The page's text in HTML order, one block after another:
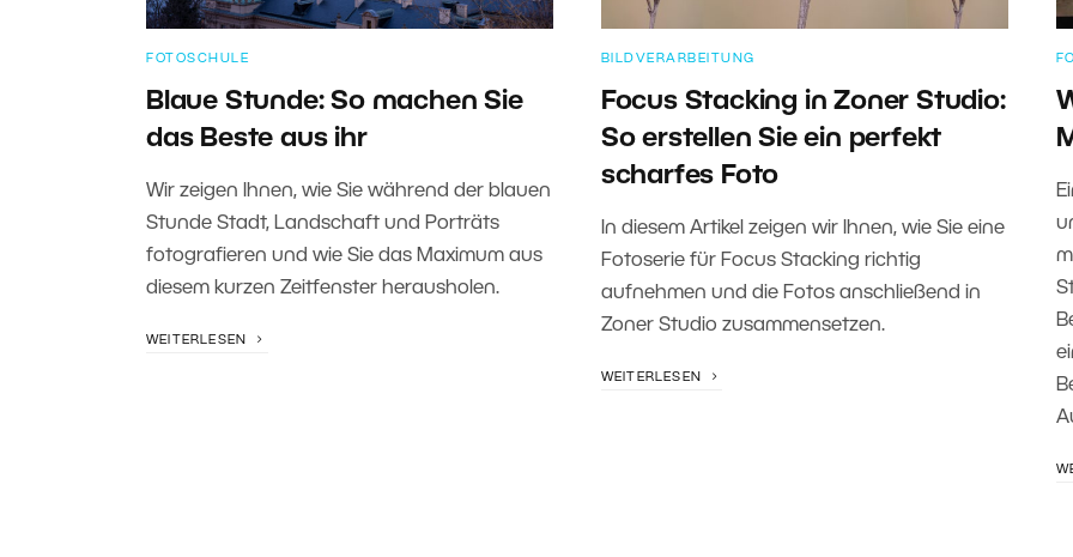
FOTOSCHULE
Blaue Stunde: So machen Sie
das Beste aus ihr
Wir zeigen Ihnen, wie Sie während der blauen
Stunde Stadt, Landschaft und Porträts
fotografieren und wie Sie das Maximum aus
diesem kurzen Zeitfenster herausholen.
WEITERLESEN
BILDVERARBEITUNG
Focus Stacking in Zoner Studio:
So erstellen Sie ein perfekt
scharfes Foto
In diesem Artikel zeigen wir Ihnen, wie Sie eine
Fotoserie für Focus Stacking richtig
aufnehmen und die Fotos anschließend in
Zoner Studio zusammensetzen.
WEITERLESEN